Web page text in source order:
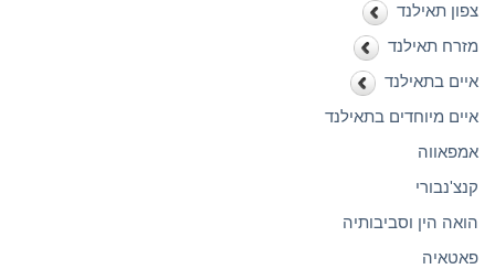
צפון תאילנד
מזרח תאילנד
איים בתאילנד
איים מיוחדים בתאילנד
אמפאווה
קנצ'נבורי
הואה הין וסביבותיה
פאטאיה